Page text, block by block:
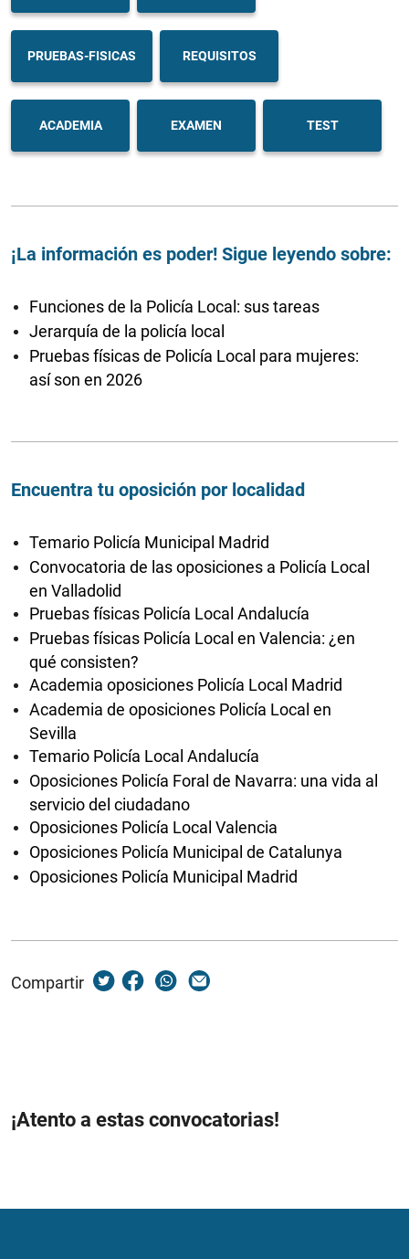
PRUEBAS-FISICAS REQUISITOS
ACADEMIA EXAMEN TEST
¡La información es poder! Sigue leyendo sobre:
Funciones de la Policía Local: sus tareas
Jerarquía de la policía local
Pruebas físicas de Policía Local para mujeres:
así son en 2026
Encuentra tu oposición por localidad
Temario Policía Municipal Madrid
Convocatoria de las oposiciones a Policía Local
en Valladolid
Pruebas físicas Policía Local Andalucía
Pruebas físicas Policía Local en Valencia: ¿en
qué consisten?
Academia oposiciones Policía Local Madrid
Academia de oposiciones Policía Local en
Sevilla
Temario Policía Local Andalucía
Oposiciones Policía Foral de Navarra: una vida al
servicio del ciudadano
Oposiciones Policía Local Valencia
Oposiciones Policía Municipal de Catalunya
Oposiciones Policía Municipal Madrid
Compartir
¡Atento a estas convocatorias!